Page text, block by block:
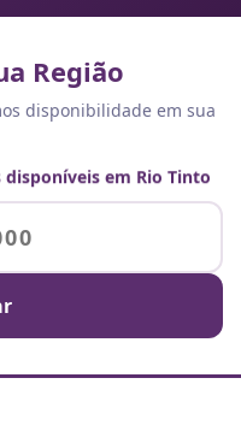
Região
disponibilidade em sua
disponíveis em Rio Tinto